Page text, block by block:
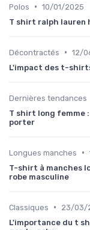
Polos • 10/01/2025
T shirt ralph lauren
Décontractés • 12/
L'impact des t-
Dernières tendances
T shirt long femme
porter
Longues manches •
T-shirt à manches
robe masculine
Classiques •
23/03/
L'importance du t